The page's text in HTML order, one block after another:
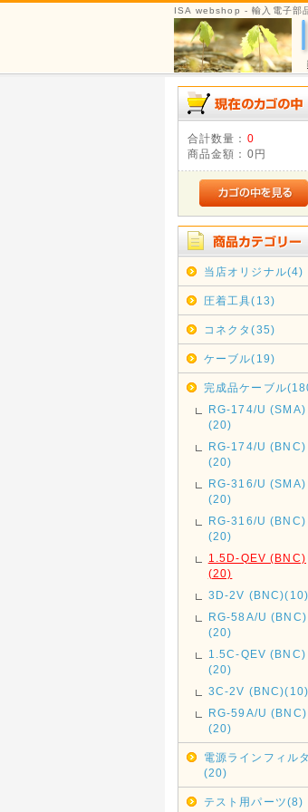
ISA webshop - 輸入電子部
合計数量： 0
商品金額： 0円
当店オリジナル(4)
圧着工具(13)
コネクタ(35)
ケーブル(19)
完成品ケーブル
RG-174/U (SMA)
(20)
RG-174/U (BNC)
(20)
RG-316/U (SMA)
(20)
RG-316/U (BNC)
(20)
1.5D-QEV (BNC)
(20)
3D-2V (BNC)(10)
RG-58A/U (BNC)
(20)
1.5C-QEV (BNC)
(20)
3C-2V (BNC)(10)
RG-59A/U (BNC)
(20)
電源ラインフィル
(20)
テスト用パーツ(8)